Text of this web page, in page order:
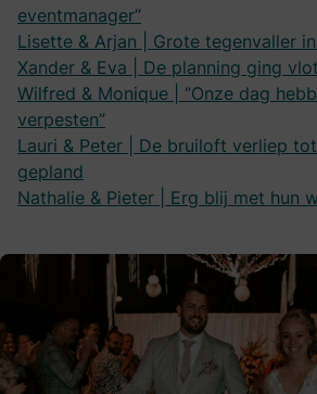
eventmanager”
Lisette & Arjan | Grote tegenvaller
Xander & Eva | De planning ging vlot
Wilfred & Monique | “Onze dag
verpesten”
Lauri & Peter | De bruiloft verliep
gepland
Nathalie & Pieter | Erg blij met hun